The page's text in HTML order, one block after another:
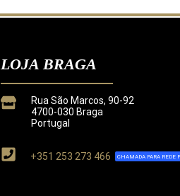
LOJA BRAGA
Rua São Marcos, 90-92
4700-030 Braga
Portugal
+351 253 273 466 CHAMADA PARA REDE